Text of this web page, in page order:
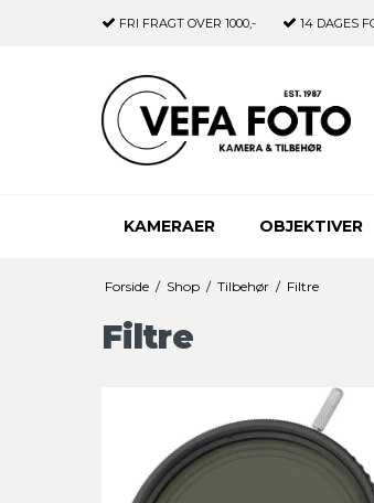
FRI FRAGT OVER 1000,- 14 DAGES
KAMERAER OBJEKTIVER
Forside / Shop / Tilbehør / Filtre
Filtre